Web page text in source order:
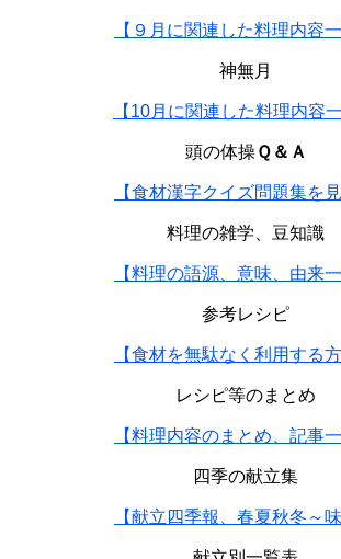
【９月に関連した料理内容一
神無月
【10月に関連した料理内容一
頭の体操Ｑ＆Ａ
【食材漢字クイズ問題集を見
料理の雑学、豆知識
【料理の語源、意味、由来一
参考レシピ
【食材を無駄なく利用する方
レシピ等のまとめ
【料理内容のまとめ、記事一
四季の献立集
【献立四季報、春夏秋冬～味